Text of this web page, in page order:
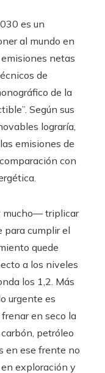
es un
al mundo en
netas
de
de la
Según sus
lograría,
emisiones de
con
mucho— triplicar
para cumplir el
quede
a los niveles
los 1,2. Más
urgente es
en seco la
petróleo
en ese frente no
exploración y